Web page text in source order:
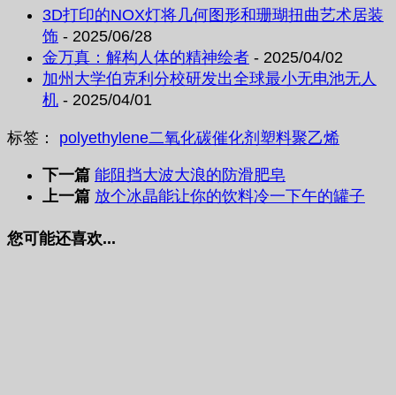
3D打印的NOX灯将几何图形和珊瑚扭曲艺术居装
饰 - 2025/06/28
金万真：解构人体的精神绘者 - 2025/04/02
加州大学伯克利分校研发出全球最小无电池无人
机 - 2025/04/01
标签： polyethylene二氧化碳催化剂 塑料聚乙烯
下一篇 能阻挡大波大浪的防滑肥皂
上一篇 放个冰晶能让你的饮料冷一下午的罐子
您可能还喜欢...